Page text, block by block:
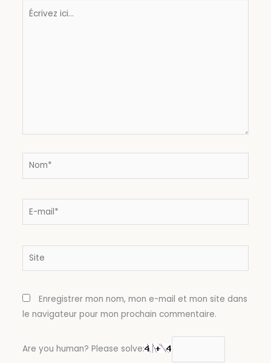
Écrivez
Nom*
E-
Site
Enregistrer mon nom, mon e-mail et mon site dans
le navigateur pour mon prochain commentaire.
Are you human? Please solve: